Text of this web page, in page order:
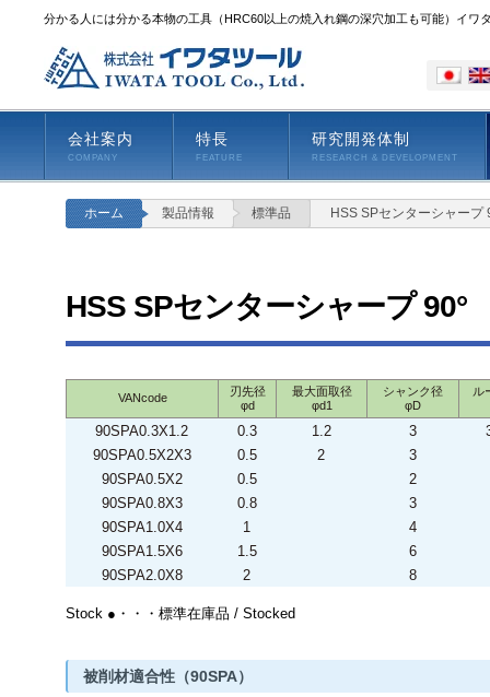
分かる人には分かる本物の工具（HRC60以上の焼入れ鋼の深穴加工も可能）イワ
会社案内
COMPANY
特長
FEATURE
研究開発体制
RESEARCH & DEVELOPMENT
ホーム 製品情報 標準品 HSS SPセンターシャープ
HSS SPセンターシャープ 90°
VANcode
刃先径
φd
最大面取径
φd1
シャンク径
φD
ル
90SPA0.3X1.2 0.3 1.2 3
90SPA0.5X2X3
0.5 2
3
90SPA0.5X2
0.5
2
90SPA0.8X3
0.8
3
90SPA1.0X4
1
4
90SPA1.5X6
1.5
6
90SPA2.0X8
2 8
Stock ●・・・標準在庫品 / Stocked
被削材適合性（90SPA）